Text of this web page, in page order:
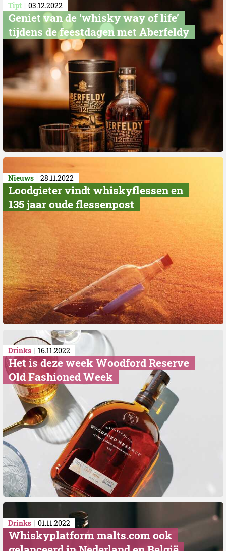
Tipt 03.12.2022
Geniet van de ‘whisky way of life’
tijdens de feestdagen met Aberfeldy
Nieuws 28.11.2022
Loodgieter vindt whiskyflessen en
135 jaar oude flessenpost
Drinks 16.11.2022
Het is deze week Woodford Reserve
Old Fashioned Week
Drinks 01.11.2022
Whiskyplatform malts.com ook